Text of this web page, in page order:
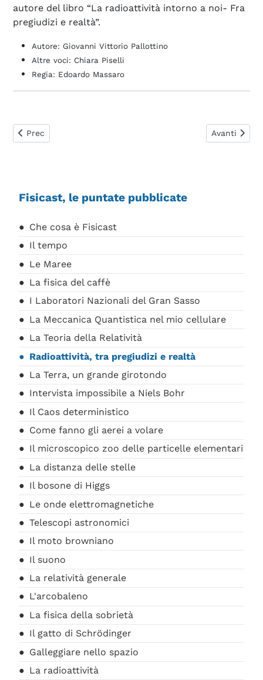
autore del libro “La radioattività intorno a noi- Fra
pregiudizi e realtà”.
Autore: Giovanni Vittorio Pallottino
Altre voci: Chiara Piselli
Regia: Edoardo Massaro
Articolo precedente: La teoria della relatività
Prec Articolo
Avanti
Fisicast, le puntate pubblicate
Che cosa è Fisicast
Il tempo
Le Maree
La fisica del caffè
I Laboratori Nazionali del Gran Sasso
La Meccanica Quantistica nel mio cellulare
La Teoria della Relatività
Radioattività, tra pregiudizi e realtà
La Terra, un grande girotondo
Intervista impossibile a Niels Bohr
Il Caos deterministico
Come fanno gli aerei a volare
Il microscopico zoo delle particelle elementari
La distanza delle stelle
Il bosone di Higgs
Le onde elettromagnetiche
Telescopi astronomici
Il moto browniano
Il suono
La relatività generale
L'arcobaleno
La fisica della sobrietà
Il gatto di Schrödinger
Galleggiare nello spazio
La radioattività